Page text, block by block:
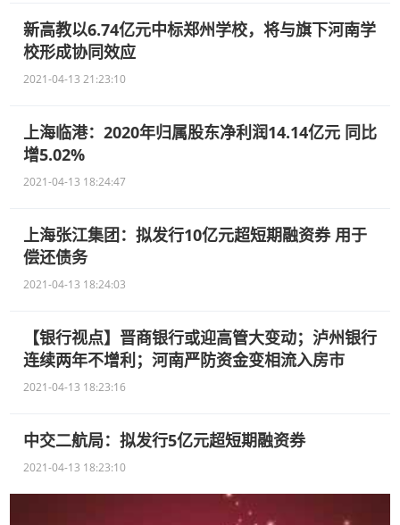
新高教以6.74亿元中标郑州学校，将与旗下河南学
校形成协同效应
2021-04-13 21:23:10
上海临港：2020年归属股东净利润14.14亿元 同比
增5.02%
2021-04-13 18:24:47
上海张江集团：拟发行10亿元超短期融资券 用于
偿还债务
2021-04-13 18:24:03
【银行视点】晋商银行或迎高管大变动；泸州银行
连续两年不增利；河南严防资金变相流入房市
2021-04-13 18:23:16
中交二航局：拟发行5亿元超短期融资券
2021-04-13 18:23:10